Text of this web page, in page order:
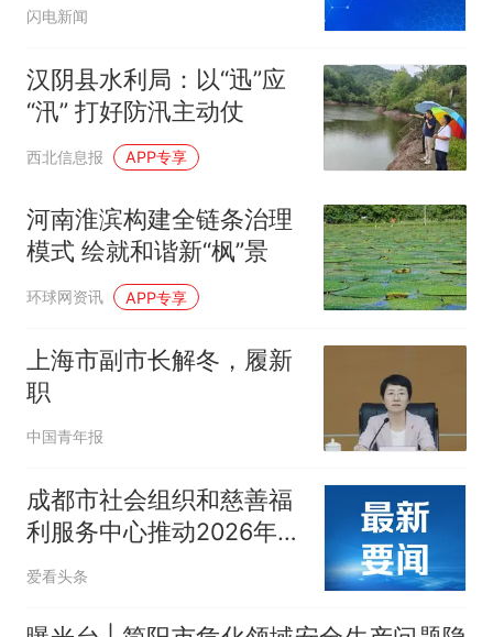
闪电新闻
汉阴县水利局：以“迅”应
“汛” 打好防汛主动仗
西北信息报 APP专享
河南淮滨构建全链条治理
模式 绘就和谐新“枫”景
环球网资讯 APP专享
上海市副市长解冬，履新
职
中国青年报
成都市社会组织和慈善福
利服务中心推动2026年
54个资助项目全覆盖实地
爱看头条